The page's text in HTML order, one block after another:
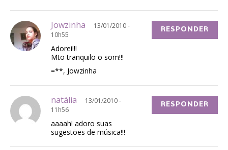
Jowzinha
13/01/2010 -
10h55
Adorei!!!
Mto tranquilo o som!!!
=**, Jowzinha
RESPONDER
natália
13/01/2010 -
11h56
aaaah! adoro suas
sugestões de música!!!
RESPONDER